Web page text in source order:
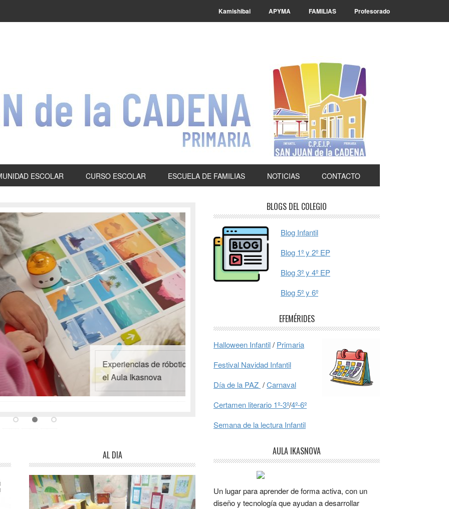
Kamishibai APYMA FAMILIAS Profesorado
ESCOLAR CURSO ESCOLAR ESCUELA DE FAMILIAS NOTICIAS CONTACTO
Experiencias de róbotica en
el Aula Ikasnova
AL DÍA
Sidebar
BLOGS DEL COLEGIO
Blog Infantil
Blog 1º y 2º EP
Blog 3º y 4º EP
Blog 5º y 6º
EFEMÉRIDES
Halloween Infantil/ Primaria
Festival Navidad Infantil
Día de la PAZ /Carnaval
Certamen literario 1º-3º/4º-6º
Semana de la lectura Infantil
AULA IKASNOVA
Un lugar para aprender de forma activa, con un
diseño y tecnología que ayudan a desarrollar